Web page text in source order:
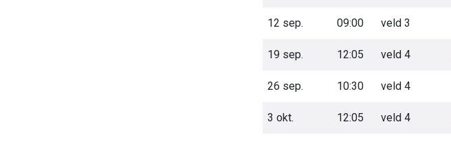
12 sep. 09:00 veld 3
19 sep. 12:05 veld 4
26 sep. 10:30 veld 4
3 okt. 12:05 veld 4